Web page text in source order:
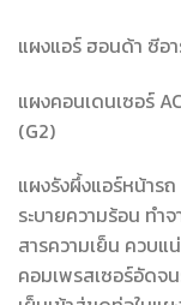
แผงแอร์ ฮอนด้า ซี
แผงคอนเดนเซอร์
(G2)
แผงรังผึ้งแอร์หน้าร
ระบายความร้อน ทำ
สารความเย็น ควบ
คอมเพรสเซอร์อัดจ